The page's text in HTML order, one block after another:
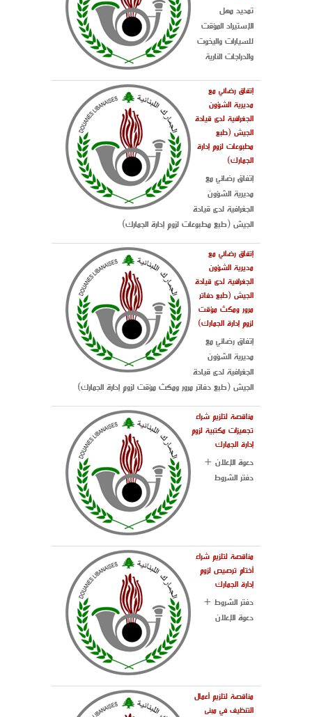
تمديد مهل
الإستيراد المؤقت
للسيارات واليخوت
والدراجات النارية
إتفاق رضائي مع
مديرية الشؤون
الجغرافية لدى قيادة
الجيش (طبع
مطبوعات لزوم إدارة
الجمارك)
إتفاق رضائي مع
مديرية الشؤون
الجغرافية لدى قيادة
الجيش (طبع مطبوعات لزوم إدارة الجمارك)
إتفاق رضائي مع
مديرية الشؤون
الجغرافية لدى قيادة
الجيش (طبع دفاتر
مرور ومكث مؤقت
لزوم إدارة الجمارك)
إتفاق رضائي مع
مديرية الشؤون
الجغرافية لدى قيادة
الجيش (طبع دفاتر مرور ومكث مؤقت لزوم إدارة الجمارك)
مناقصة لتلزيم شراء
تجهيزات مكتبية لزوم
إدارة الجمارك
دعوة الإعلان +
دفتر الشروط
مناقصة لتلزيم شراء
أختام ترصيص لزوم
إدارة الجمارك
دفتر الشروط +
دعوة الإعلان
مناقصة لتلزيم أعمال
التنظيف في مبنى